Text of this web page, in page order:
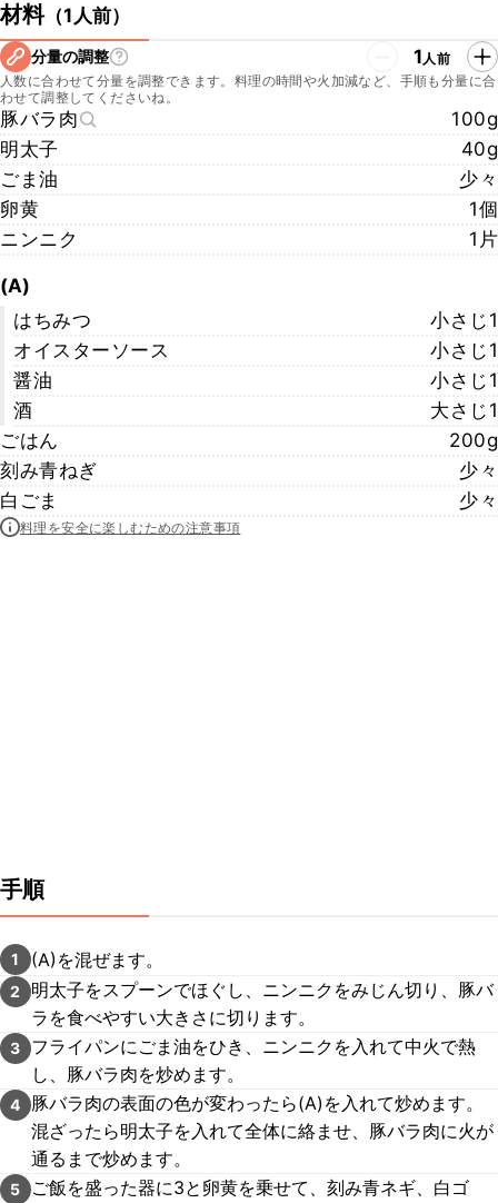
材料（1人前）
分量の調整 1人前
人数に合わせて分量を調整できます。料理の時間や火加減など、手順も分量に合
わせて調整してくださいね。
豚バラ肉
100g
明太子
40g
ごま油
少々
卵黄
1個
ニンニク
1片
(A)
はちみつ
小さじ1
オイスターソース
小さじ1
醤油
小さじ1
酒
大さじ1
ごはん
200g
刻み青ねぎ
少々
白ごま
少々
料理を安全に楽しむための注意事項
手順
1 (A)を混ぜます。
2
明太子をスプーンでほぐし、ニンニクをみじん切り、豚バ
ラを食べやすい大きさに切ります。
3
フライパンにごま油をひき、ニンニクを入れて中火で熱
し、豚バラ肉を炒めます。
4
豚バラ肉の表面の色が変わったら(A)を入れて炒めます。
混ざったら明太子を入れて全体に絡ませ、豚バラ肉に火が
通るまで炒めます。
5
ご飯を盛った器に3と卵黄を乗せて、刻み青ネギ、白ゴ